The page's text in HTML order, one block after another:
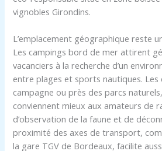
vignobles Girondins.
L’emplacement géographique reste
Les campings bord de mer attirent
vacanciers à la recherche d’un
entre plages et sports nautiques. Les
campagne ou près des parcs
conviennent mieux aux amateurs de
d’observation de la faune et de
proximité des axes de transport,
la gare TGV de Bordeaux, facilite